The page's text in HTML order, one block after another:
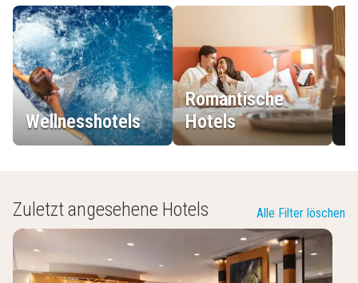
Wellnesshotels
Romantische
Hotels
Zuletzt angesehene Hotels Alle Filter löschen